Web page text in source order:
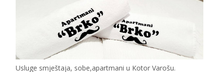
Usluge smještaja, sobe,apartmani u Kotor Varošu.